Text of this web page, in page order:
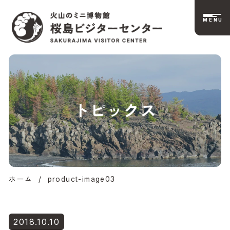
桜島ビジターセンタ
ー公式サイト | 火山
のミニ博物館
MENU
トピックス
ホーム / product-image03
2018.10.10